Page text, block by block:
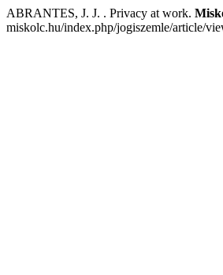
ABRANTES, J. J. . Privacy at work.
miskolc.hu/index.php/jogiszemle/article/